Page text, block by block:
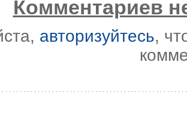
Комментариев
авторизуйтесь,